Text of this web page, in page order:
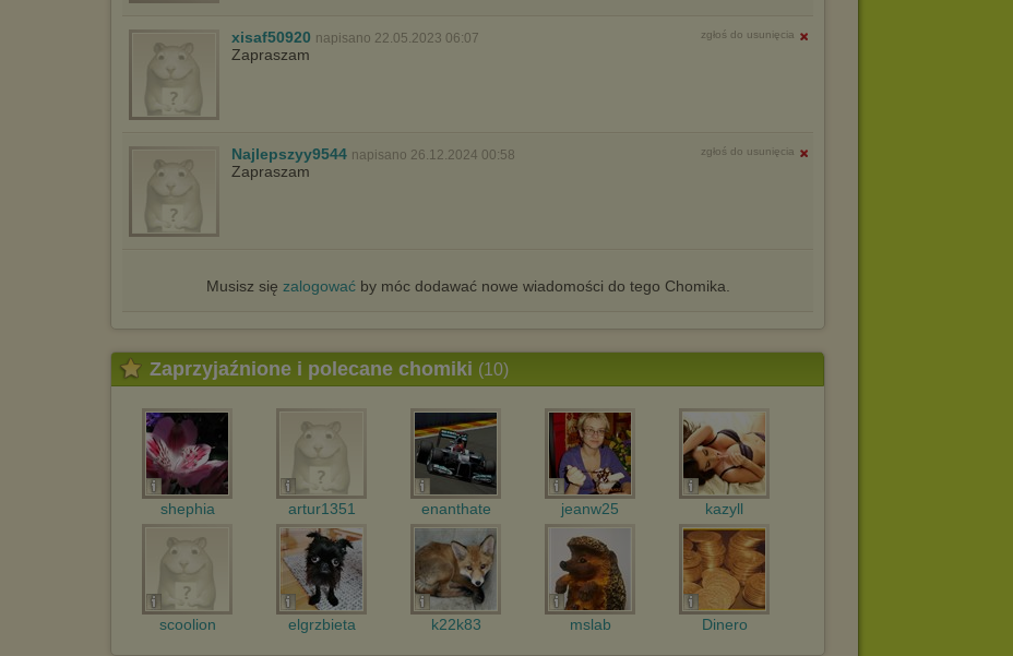
xisaf50920 napisano 22.05.2023 06:07 zgłoś do usunięcia
Zapraszam
Najlepszyy9544 napisano 26.12.2024 00:58 zgłoś do usunięcia
Zapraszam
Musisz się zalogowaćby móc dodawać nowe wiadomości do tego Chomika.
Zaprzyjaźnione i polecane chomiki (10)
shephia artur1351 enanthate jeanw25 kazyll
scoolion elgrzbieta k22k83 mslab Dinero